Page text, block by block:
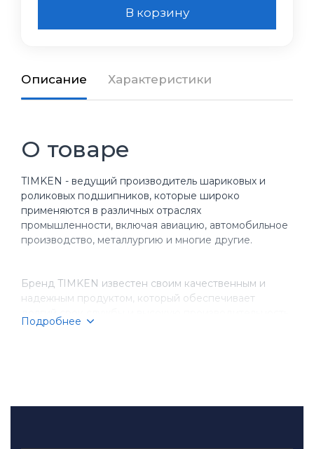
В корзину
Описание Характеристики
О товаре
TIMKEN - ведущий производитель шариковых и
роликовых подшипников, которые широко
применяются в различных отраслях
промышленности, включая авиацию, автомобильное
производство, металлургию и многие другие.
Бренд TIMKEN известен своим качественным и
надежным продуктом, который обеспечивает
оборудования. Компания имеет более чем
Подробнее